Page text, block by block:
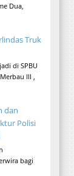
Dua,
Truk
di SPBU
III ,
dan
Polisi
bagi